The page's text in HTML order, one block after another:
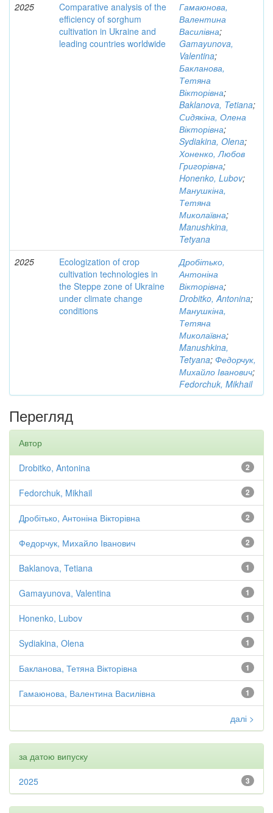
2025
Comparative analysis of the
efficiency of sorghum
cultivation in Ukraine and
leading countries worldwide
Гамаюнова,
Валентина
Василівна;
Gamayunova,
Valentina;
Бакланова,
Тетяна
Вікторівна;
Baklanova, Tetiana;
Сидякіна, Олена
Вікторівна;
Sydiakina, Olena;
Хоненко, Любов
Григорівна;
Honenko, Lubov;
Манушкіна,
Тетяна
Миколаївна;
Manushkina,
Tetyana
2025
Ecologization of crop
cultivation technologies in
the Steppe zone of Ukraine
under climate change
conditions
Дробітько,
Антоніна
Вікторівна;
Drobitko, Antonina;
Манушкіна,
Тетяна
Миколаївна;
Manushkina,
Tetyana; Федорчук,
Михайло Іванович;
Fedorchuk, Mikhail
Перегляд
Автор
2
Drobitko, Antonina
2
Fedorchuk, Mikhail
2
Дробітько, Антоніна Вікторівна
2
Федорчук, Михайло Іванович
1
Baklanova, Tetiana
1
Gamayunova, Valentina
1
Honenko, Lubov
1
Sydiakina, Olena
1
Бакланова, Тетяна Вікторівна
1
Гамаюнова, Валентина Василівна
далі >
за датою випуску
3
2025